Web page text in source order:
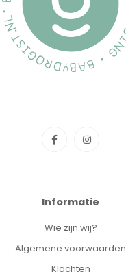
Informatie
Wie zijn wij?
Algemene voorwaarden
Klachten